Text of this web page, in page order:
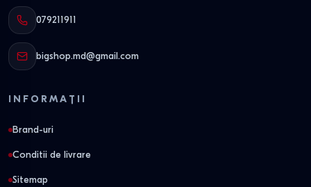
079211911
bigshop.md@gmail.com
INFORMAȚII
Brand-uri
Conditii de livrare
Sitemap